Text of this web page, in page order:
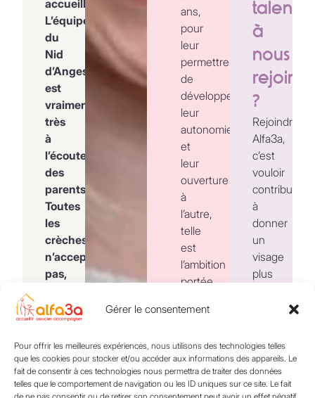
Gérer le consentement
Pour offrir les meilleures expériences, nous utilisons des technologies telles
que les cookies pour stocker et/ou accéder aux informations des appareils. Le
fait de consentir à ces technologies nous permettra de traiter des données
telles que le comportement de navigation ou les ID uniques sur ce site. Le fait
accueillis.
L’équipe
du
Nid
d’Anges
est
vraiment
très
à
l’écoute
des
parents.
Toutes
les
crèches
n’acceptent
pas,
exemple,
un
enfant
allaité.
Laurence,
la
ans,
pour
leur
permettre
de
développer
leur
autonomie
et
leur
ouverture
à
l’autre,
telle
est
l’ambition
portée
nos
lieux
d’accueil
enfants-
talent
à
nous
?
Rejoindre
Alfa3a,
c’est
vouloir
contribuer
à
donner
un
visage
plus
Toutes
nos
offres